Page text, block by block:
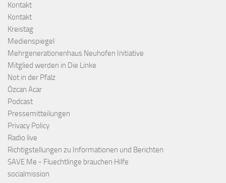
Kontakt
Kontakt
Kreistag
Medienspiegel
Mehrgenerationenhaus Neuhofen Initiative
Mitglied werden in Die Linke
Not in der Pfalz
Özcan Acar
Podcast
Pressemitteilungen
Privacy Policy
Radio live
Richtigstellungen zu Informationen und Berichten
SAVE Me - Fluechtlinge brauchen Hilfe
socialmission